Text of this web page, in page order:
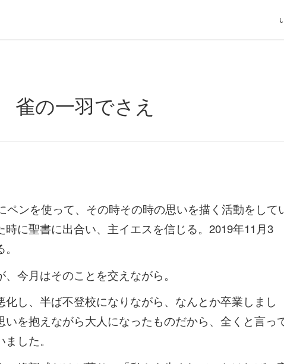
の一羽でさえ
ペンを使って、その時その時の思いを描く活動をして
に聖書に出合い、主イエスを信じる。2019年11月3
今月はそのことを交えながら。
し、半ば不登校になりながら、なんとか卒業しまし
を抱えながら大人になったものだから、全くと言っ
した。